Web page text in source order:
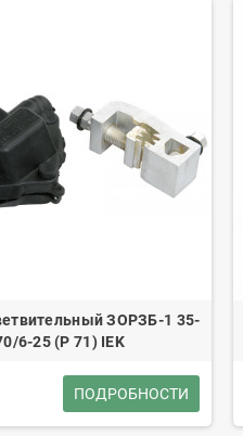
ЗОРЗБ-1 35-
6-25 (Р 71) IEK
ПОДРОБНОСТИ